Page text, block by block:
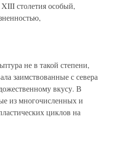
столетия особый,
не в такой степени,
заимствованные с севера
вкусу. В
из многочисленных и
циклов на